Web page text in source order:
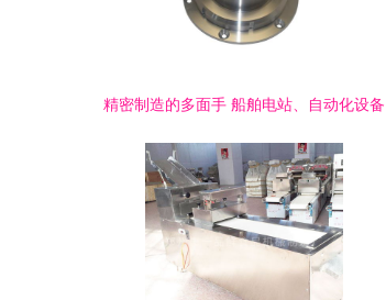
精密制造的多面手 船舶电站、自动化设备